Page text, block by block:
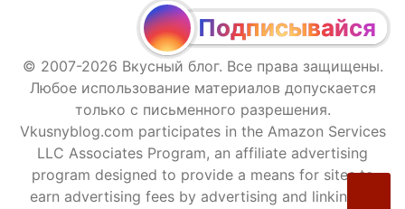
Подписывайся
© 2007-2026 Вкусный блог. Все права защищены.
Любое использование материалов допускается
только с письменного разрешения.
Vkusnyblog.com participates in the Amazon Services
LLC Associates Program, an affiliate advertising
program designed to provide a means for sites to
earn advertising fees by advertising and linking to